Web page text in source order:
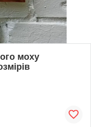
моху